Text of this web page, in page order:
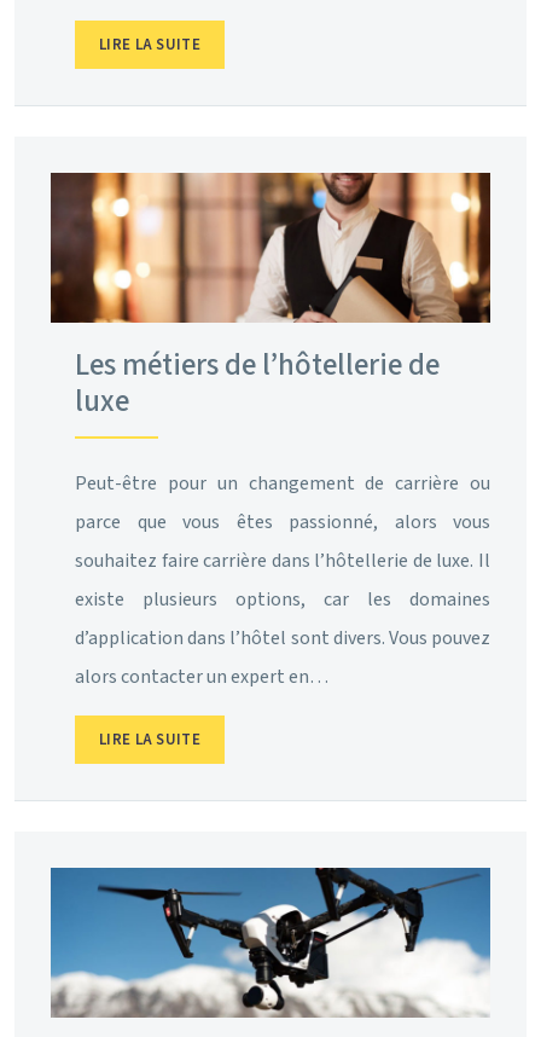
LIRE LA SUITE
Les métiers de l’hôtellerie de
luxe
Peut-être pour un changement de carrière ou
parce que vous êtes passionné, alors vous
souhaitez faire carrière dans l’hôtellerie de luxe. Il
existe plusieurs options, car les domaines
d’application dans l’hôtel sont divers. Vous pouvez
alors contacter un expert en…
LIRE LA SUITE